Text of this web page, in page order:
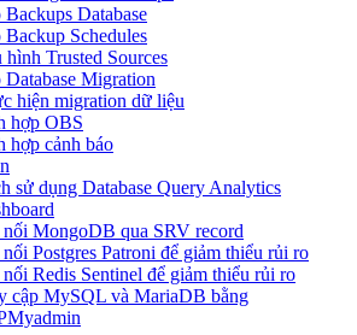
Backups Database
Backup Schedules
hình Trusted Sources
Database Migration
hiện migration dữ liệu
hợp OBS
hợp cảnh báo
sử dụng Database Query Analytics
MongoDB qua SRV record
Postgres Patroni để giảm thiểu rủi ro
Redis Sentinel để giảm thiểu rủi ro
cập MySQL và MariaDB bằng